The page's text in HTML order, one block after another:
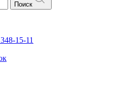
Поиск
15-11